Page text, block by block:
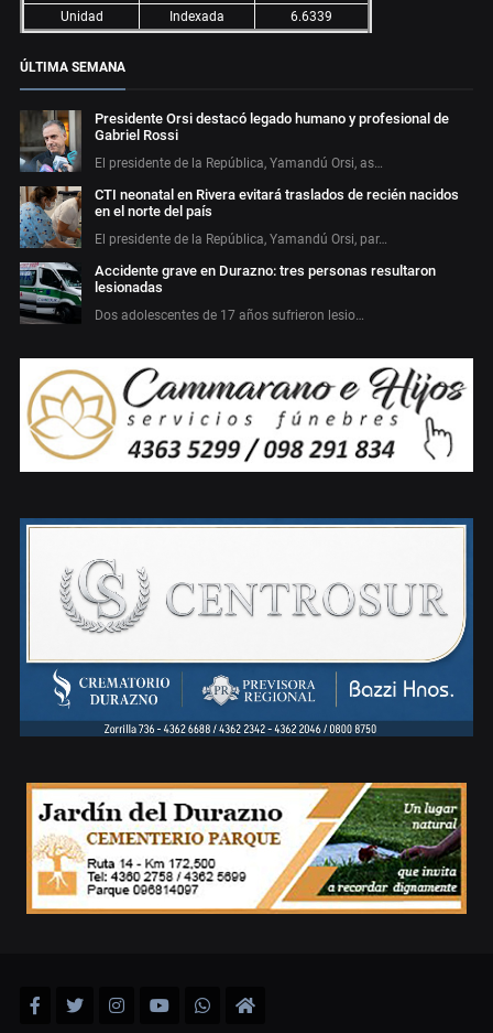
Unidad
Indexada 6.6339
ÚLTIMA SEMANA
Presidente Orsi destacó legado humano y profesional de
Gabriel Rossi
El presidente de la República, Yamandú Orsi, as…
CTI neonatal en Rivera evitará traslados de recién nacidos
en el norte del país
El presidente de la República, Yamandú Orsi, par…
Accidente grave en Durazno: tres personas resultaron
lesionadas
Dos adolescentes de 17 años sufrieron lesio…